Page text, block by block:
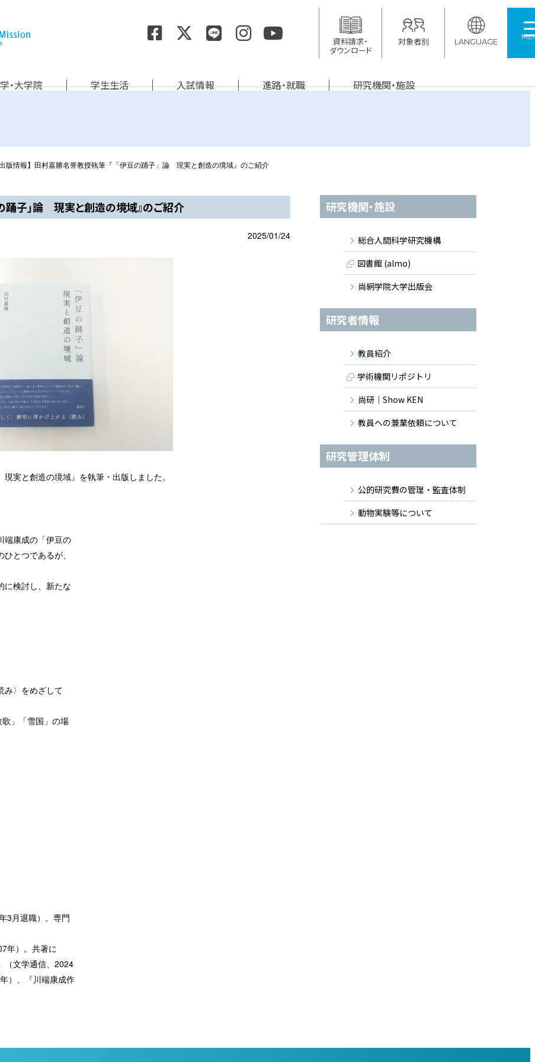
資料請求・
ダウンロード
対象者別 LANGUAGE
・大学院 学生生活 入試情報 進路・就職 研究機関・施設
出版情報】田村嘉勝名誉教授執筆『「伊豆の踊子」論 現実と創造の境域』のご紹介
踊子」論 現実と創造の境域』のご紹介
2025/01/24
実と創造の境域』を執筆・出版しました。
端康成の「伊豆の
とつであるが、
に検討し、新たな
〉をめざして
」「雪国」の場
3月退職）。専門
年）。共著に
（文学通信、2024
）、『川端康成作
研究機関・施設
総合人間科学研究機構
図書館 (almo)
尚絅学院大学出版会
研究者情報
教員紹介
学術機関リポジトリ
尚研｜Show KEN
教員への兼業依頼について
研究管理体制
公的研究費の管理・監査体制
動物実験等について